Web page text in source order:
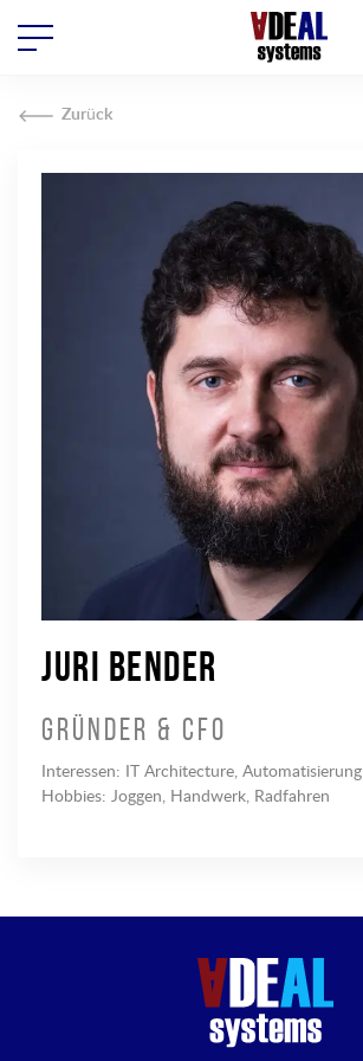
Zurück
Juri Bender
Gründer & CFO
Interessen: IT Architecture, Automatisierung
Hobbies: Joggen, Handwerk, Radfahren